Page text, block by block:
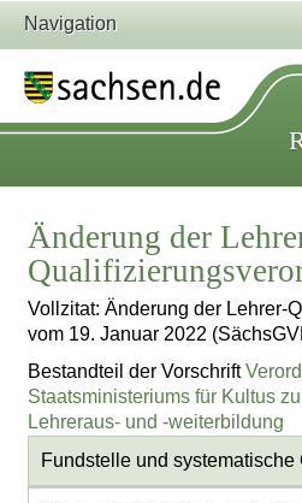
Navigation
Änderung der
Vollzitat: Änderung der Lehrer-
vom 19. Januar 2022
Bestandteil der Vorschrift
Staatsministeriums für Kultus
Lehreraus- und -weiterbildung
Fundstelle und